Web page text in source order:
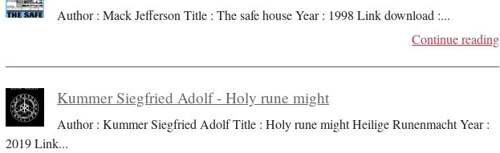
Author : Mack Jefferson Title : The safe house Year : 1998 Link download :...
Continue reading
Kummer Siegfried Adolf - Holy rune might
Author : Kummer Siegfried Adolf Title : Holy rune might Heilige Runenmacht Year :
2019 Link...